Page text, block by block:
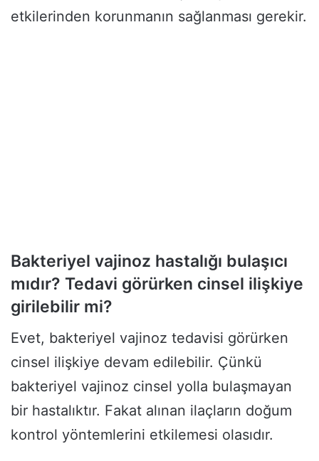
etkilerinden korunmanın sağlanması gerekir.
Bakteriyel vajinoz hastalığı bulaşıcı
mıdır? Tedavi görürken cinsel ilişkiye
girilebilir mi?
Evet, bakteriyel vajinoz tedavisi görürken
cinsel ilişkiye devam edilebilir. Çünkü
bakteriyel vajinoz cinsel yolla bulaşmayan
bir hastalıktır. Fakat alınan ilaçların doğum
kontrol yöntemlerini etkilemesi olasıdır.